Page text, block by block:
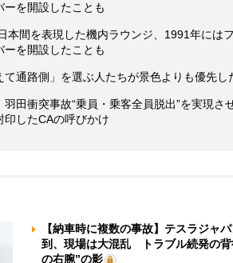
ーを開設したことも
本間を表現した機内ラウンジ、1991年には
ーを開設したことも
て通路側」を選ぶ人たちが景色よりも優先し
羽田衝突事故“乗員・乗客全員脱出”を実現さ
したCAの呼びかけ
【納車時に複数の事故】テスラジャ
到、現場は大混乱 トラブル続発の背
の右腕”の影